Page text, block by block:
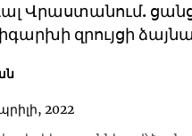
Վրաստանում.
զրույցի
2022